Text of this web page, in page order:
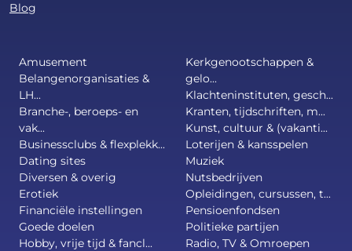
Blog
Amusement
Belangenorganisaties &
LH...
Branche-, beroeps- en
vak...
Businessclubs & flexplekk...
Dating sites
Diversen & overig
Erotiek
Financiële instellingen
Goede doelen
Hobby, vrije tijd & fancl...
Kerkgenootschappen &
gelo...
Klachteninstituten, gesch...
Kranten, tijdschriften, m...
Kunst, cultuur & (vakanti...
Loterijen & kansspelen
Muziek
Nutsbedrijven
Opleidingen, cursussen, t...
Pensioenfondsen
Politieke partijen
Radio, TV & Omroepen